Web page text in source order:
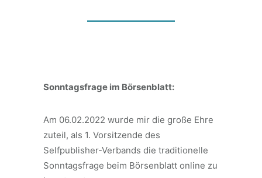
Sonntagsfrage im Börsenblatt:
Am 06.02.2022 wurde mir die große Ehre
zuteil, als 1. Vorsitzende des
Selfpublisher-Verbands die traditionelle
Sonntagsfrage beim Börsenblatt online zu